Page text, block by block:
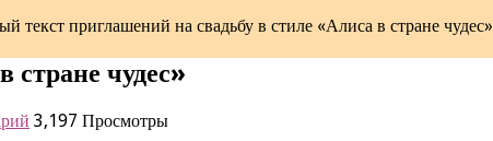
текст приглашений на свадьбу в стиле «Алиса в стране чудес»
стране чудес»
3,197 Просмотры